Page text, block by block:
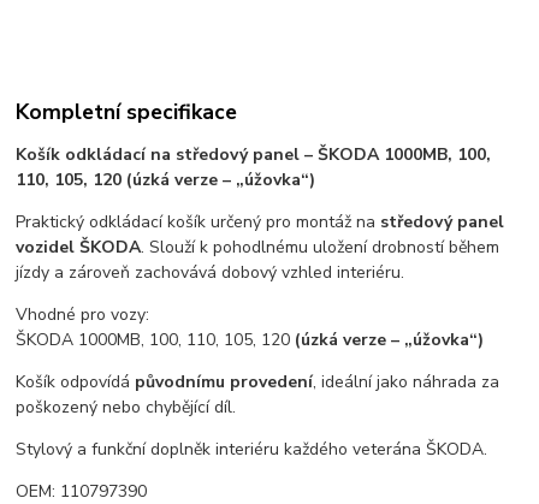
Kompletní specifikace
Košík odkládací na středový panel – ŠKODA 1000MB, 100,
110, 105, 120 (úzká verze – „úžovka“)
Praktický odkládací košík určený pro montáž na středový panel
vozidel ŠKODA. Slouží k pohodlnému uložení drobností během
jízdy a zároveň zachovává dobový vzhled interiéru.
Vhodné pro vozy:
ŠKODA 1000MB, 100, 110, 105, 120 (úzká verze – „úžovka“)
Košík odpovídá původnímu provedení, ideální jako náhrada za
poškozený nebo chybějící díl.
Stylový a funkční doplněk interiéru každého veterána ŠKODA.
OEM: 110797390